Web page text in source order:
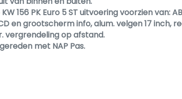
KW 156 PK Euro 5 ST uitvoering voorzien
en grootscherm info, alum. velgen 17
op afstand.
met NAP Pas.